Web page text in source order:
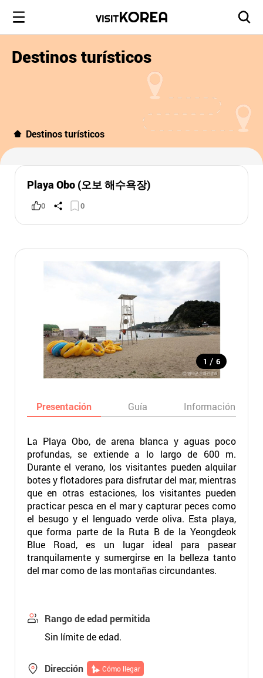
Destinos turísticos
Destinos turísticos
Playa Obo (오보 해수욕장)
0 0
1 / 6
Presentación Guía Información
La Playa Obo, de arena blanca y aguas poco
profundas, se extiende a lo largo de 600 m.
Durante el verano, los visitantes pueden alquilar
botes y flotadores para disfrutar del mar, mientras
que en otras estaciones, los visitantes pueden
practicar pesca en el mar y capturar peces como
el besugo y el lenguado verde oliva. Esta playa,
que forma parte de la Ruta B de la Yeongdeok
Blue Road, es un lugar ideal para pasear
tranquilamente y sumergirse en la belleza tanto
del mar como de las montañas circundantes.
Rango de edad permitida
Sin límite de edad.
Dirección Cómo llegar